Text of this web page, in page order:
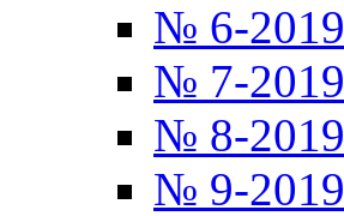
№ 6-2019
№ 7-2019
№ 8-2019
№ 9-2019